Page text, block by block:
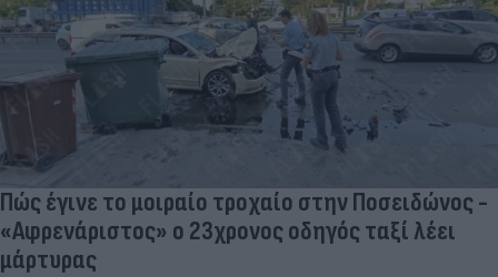
Πώς έγινε το μοιραίο τροχαίο στην Ποσειδώνος -
«Αφρενάριστος» ο 23χρονος οδηγός ταξί λέει
μάρτυρας